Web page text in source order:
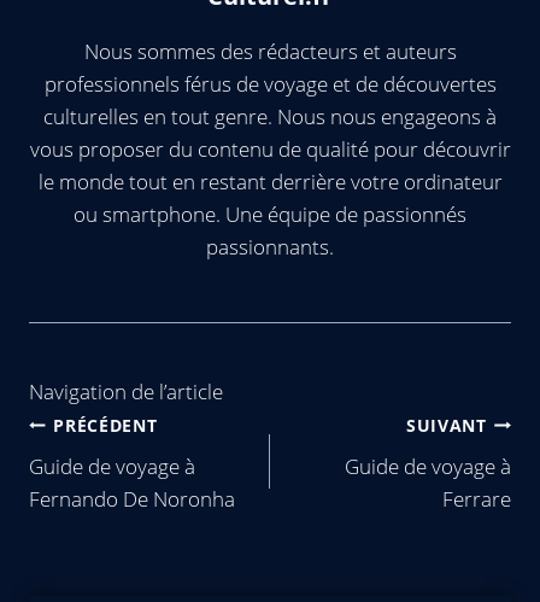
Nous sommes des rédacteurs et auteurs
professionnels férus de voyage et de découvertes
culturelles en tout genre. Nous nous engageons à
vous proposer du contenu de qualité pour découvrir
le monde tout en restant derrière votre ordinateur
ou smartphone. Une équipe de passionnés
passionnants.
Navigation de l’article
PRÉCÉDENT
Guide de voyage à
Fernando De Noronha
SUIVANT
Guide de voyage à
Ferrare